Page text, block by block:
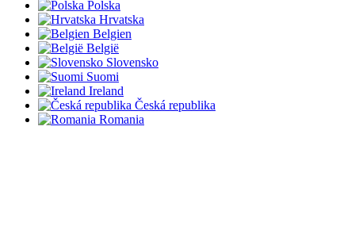
Polska
Hrvatska
Belgien
België
Slovensko
Suomi
Ireland
Česká republika
Romania